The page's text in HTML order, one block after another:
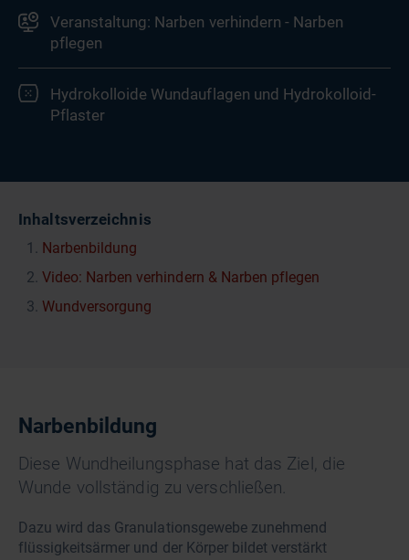
Inhaltsverzeichnis
Narbenbildung
Video: Narben verhindern & Narben pflegen
Wundversorgung
Veranstaltung: Narben verhindern - Narben
pflegen
Hydrokolloide Wundauflagen und Hydrokolloid-
Pflaster
Narbenbildung
Diese Wundheilungsphase hat das Ziel, die
Wunde vollständig zu verschließen.
Dazu wird das Granulationsgewebe zunehmend
flüssigkeitsärmer und der Körper bildet verstärkt